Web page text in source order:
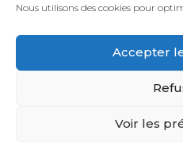
Nous utilisons des cookies pour
Accepter
Voir les
Prévoyance
Professionnels